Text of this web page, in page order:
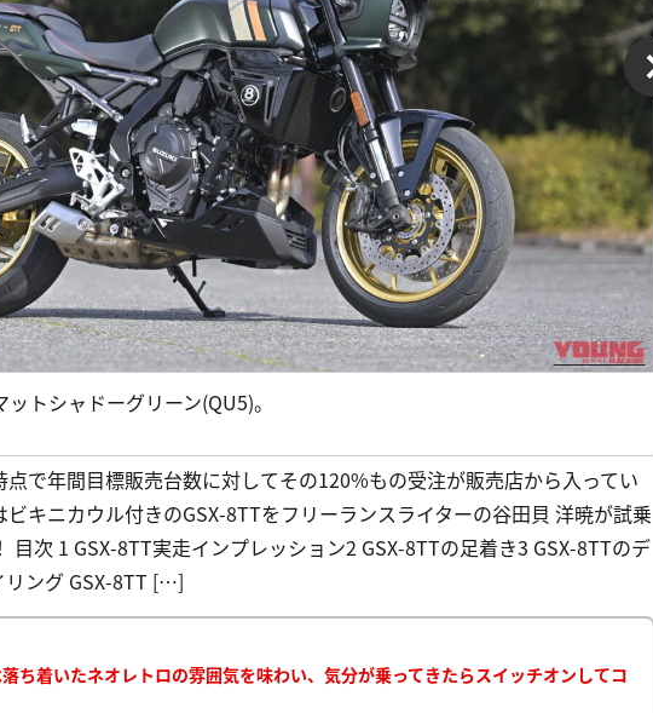
トシャドーグリーン(QU5)。
で年間目標販売台数に対してその120%もの受注が販売店から入ってい
キニカウル付きのGSX-8TTをフリーランスライターの谷田貝 洋暁が試乗
目次 1 GSX-8TT実走インプレッション2 GSX-8TTの足着き3 GSX-8TTのデ
リング GSX-8TT […]
ち着いたネオレトロの雰囲気を味わい、気分が乗ってきたらスイッチオンしてコ